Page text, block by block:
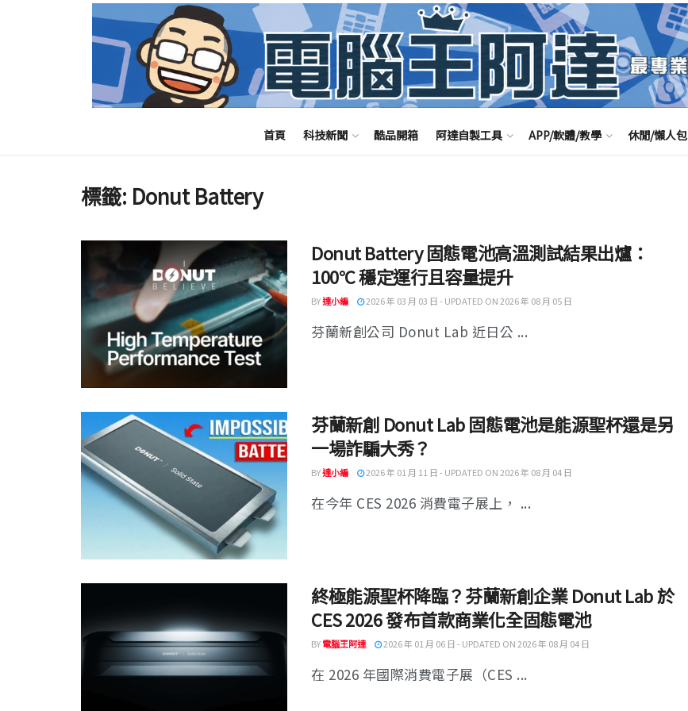
首頁 科技新聞 酷品開箱 阿達自製工具 APP/軟體/教學 休閒/懶人包
標籤: Donut Battery
Donut Battery 固態電池高溫測試結果出爐：
100°C 穩定運行且容量提升
BY達小編 2026 年 03 月 03 日 - UPDATED ON 2026 年 08 月 05 日
芬蘭新創公司 Donut Lab 近日公 ...
芬蘭新創 Donut Lab 固態電池是能源聖杯還是另
一場詐騙大秀？
BY達小編 2026 年 01 月 11 日 - UPDATED ON 2026 年 08 月 04 日
在今年 CES 2026 消費電子展上， ...
終極能源聖杯降臨？芬蘭新創企業 Donut Lab 於
CES 2026 發布首款商業化全固態電池
BY電腦王阿達 2026 年 01 月 06 日 - UPDATED ON 2026 年 08 月 04 日
在 2026 年國際消費電子展（CES ...